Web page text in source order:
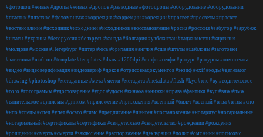
#фотошоп #живые #дропы #живых #дропов #разводные #фотодропы #оборудование #оборудовании
#пластик #пластике #фотомонтаж #коррекция #коррекции #корекции #просвет #просветы #прасвет
#востановление #исходник #исходники #исходников #восстановление #росия #росссия #забугор #зарубеж
#штаты #украина #белоруссия #белорусь #канада #болгария #узбекистан #таджикистан #киргизия
#молдова #москва #Петербург #питер #юса #британия #англия #сша #штаты #шаблоны #заготовки
#загатовка #шаблон #template #templates #draw #1200dpi #сэлфи #селфи #ракурс #ракурсы #комплекты
#видео #видеоверификация #видеовериф #доков #отрисовкадокументов #экзиф #exif #коды #generator
#drawing #photoshop #метаданные #мета #метки #метадата #metadata #flash #kyc #кис #ву #водительское
#голо #голограммы #удостоверение #удос #удосы #кинжка #книжки #права #фантики #вул #внж #пмж
#вадительское #дипломы #диплом #приложение #приложения #военный #билет #военый #виза #визы #спо
#нпо #спецы #спец #учет #осаго #гимс #предписание #шенген #постановление #нотариус #нотариальные
#нотариальный #сертификаты #сертификат #свидетелсьво #свидетельство #рождении #рождения
#рошдении #смерть #смерти #заключение #распоряжение #декларация #полис #омс #инн #полисомс